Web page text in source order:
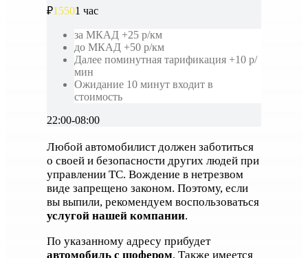
₽15501 час
за МКАД +25 р/км
до МКАД +50 р/км
Далее поминутная тарификация +10 р/
мин
Ожидание 10 минут входит в
стоимость
22:00-08:00
Любой автомобилист должен заботиться
о своей и безопасности других людей при
управлении ТС. Вождение в нетрезвом
виде запрещено законом. Поэтому, если
вы выпили, рекомендуем воспользоваться
услугой нашей компании.
По указанному адресу прибудет
автомобиль с шофером. Также имеется